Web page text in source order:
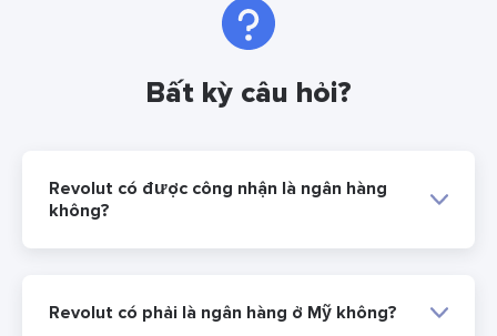
Bất kỳ câu hỏi?
Revolut có được công nhận là ngân hàng
không?
Revolut có phải là ngân hàng ở Mỹ không?